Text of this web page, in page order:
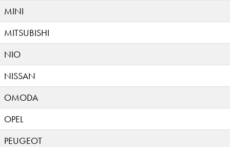
MINI
MITSUBISHI
NIO
NISSAN
OMODA
OPEL
PEUGEOT